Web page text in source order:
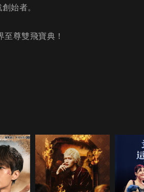
始者。
尊雙飛寶典！